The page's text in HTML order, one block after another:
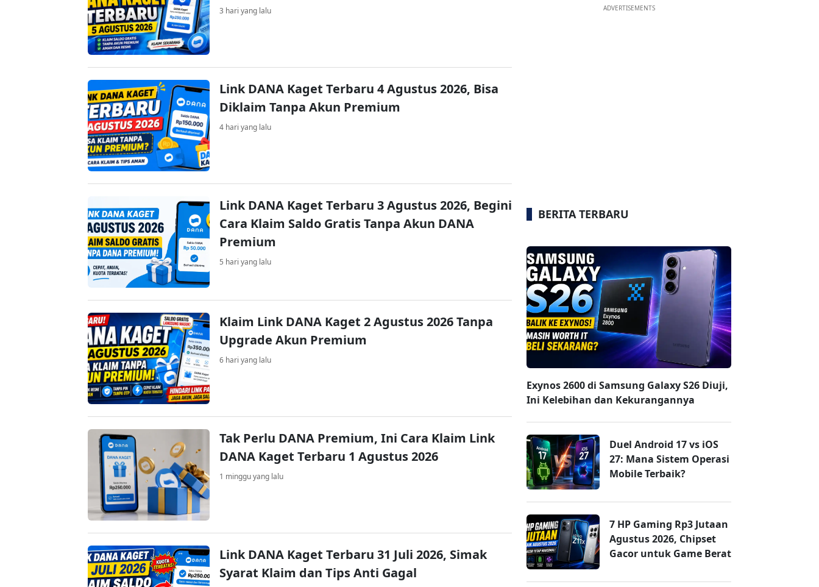
3 hari yang lalu
Link DANA Kaget Terbaru 4 Agustus 2026, Bisa
Diklaim Tanpa Akun Premium
4 hari yang lalu
Link DANA Kaget Terbaru 3 Agustus 2026, Begini
Cara Klaim Saldo Gratis Tanpa Akun DANA
Premium
5 hari yang lalu
Klaim Link DANA Kaget 2 Agustus 2026 Tanpa
Upgrade Akun Premium
6 hari yang lalu
Tak Perlu DANA Premium, Ini Cara Klaim Link
DANA Kaget Terbaru 1 Agustus 2026
1 minggu yang lalu
Link DANA Kaget Terbaru 31 Juli 2026, Simak
Syarat Klaim dan Tips Anti Gagal
ADVERTISEMENTS
BERITA TERBARU
Exynos 2600 di Samsung Galaxy S26 Diuji,
Ini Kelebihan dan Kekurangannya
Duel Android 17 vs iOS
27: Mana Sistem Operasi
Mobile Terbaik?
7 HP Gaming Rp3 Jutaan
Agustus 2026, Chipset
Gacor untuk Game Berat